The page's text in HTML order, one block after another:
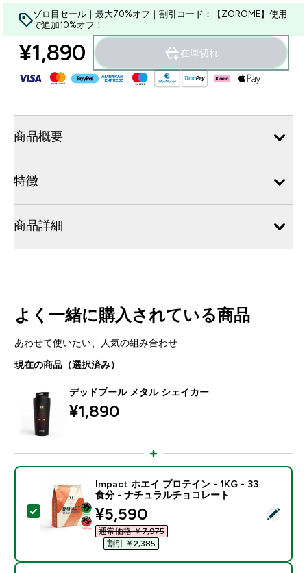
ゾロ目セール｜最大70%オフ｜割引コード：【ZOROME】使用
で追加10%オフ！
¥1,890‎ 在庫切れ
商品概要
特徴
商品詳細
よく一緒に購入されている商品
あわせて使いたい、人気の組み合わせ
現在の商品（選択済み）
デッドプール メタル シェイカー
¥1,890‎
この商品を選択 - Impact ホエイ プロテイン - 1KG -
Impact ホエイ プロテイン - 1KG - 33
食分 - ナチュラルチョコレート
discounted price
¥5,590‎
通常価格 ￥7,975‎
割引 ￥2,385‎